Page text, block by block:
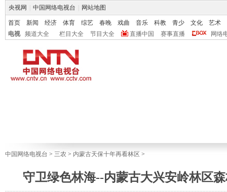
央视网 中国网络电视台 网站地图
首页 新闻 经济 体育 综艺 春晚 戏曲 音乐 科教 青少 文化
艺术
电视
频道大全 栏目大全 节目大全 直播中国 赛事直播 网络
中国网络电视台 > 三农 > 内蒙古天保十年再看林区 >
守卫绿色林海--内蒙古大兴安岭林区